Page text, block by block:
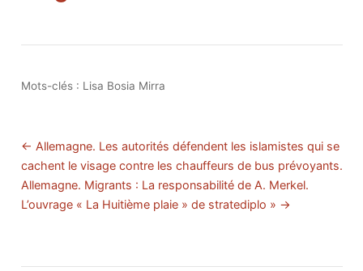
Mots-clés : Lisa Bosia Mirra
← Allemagne. Les autorités défendent les islamistes qui se
cachent le visage contre les chauffeurs de bus prévoyants.
Allemagne. Migrants : La responsabilité de A. Merkel.
L’ouvrage « La Huitième plaie » de stratediplo » →